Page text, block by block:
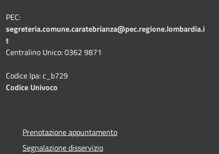
PEC:
segreteria.comune.caratebrianza@pec.regione.lombardia.i
t
Centralino Unico: 0362 9871
Codice Ipa: c_b729
Codice Univoco
Prenotazione appuntamento
Segnalazione disservizio